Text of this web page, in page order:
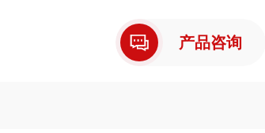
产品咨询